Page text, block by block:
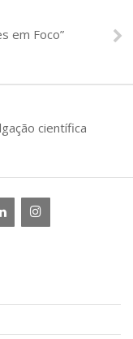
em Foco”
científica